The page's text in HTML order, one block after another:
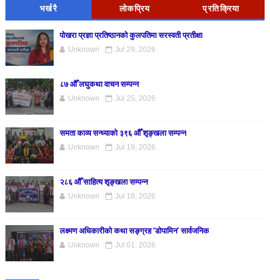
भर्खरै लोकप्रिय प्रतिक्रिया
पोखरा प्रज्ञा प्रतिष्ठानको कुलपतिमा सरस्वती प्रतीक्षा
Unknown Jul 29, 2026
८७ औँ लघुकथा वाचन सम्पन्न
Unknown Jul 25, 2026
समता काव्य सन्ध्याको ३९६ औँ शृङ्खला सम्पन्न
Unknown Jul 19, 2026
२८६ औँ साहित्य शृङ्खला सम्पन्न
Unknown Jul 18, 2026
लक्ष्मण अधिकारीको कथा सङ्ग्रह ‘डोपामिन’ सार्वजनिक
Unknown Jul 01, 2026